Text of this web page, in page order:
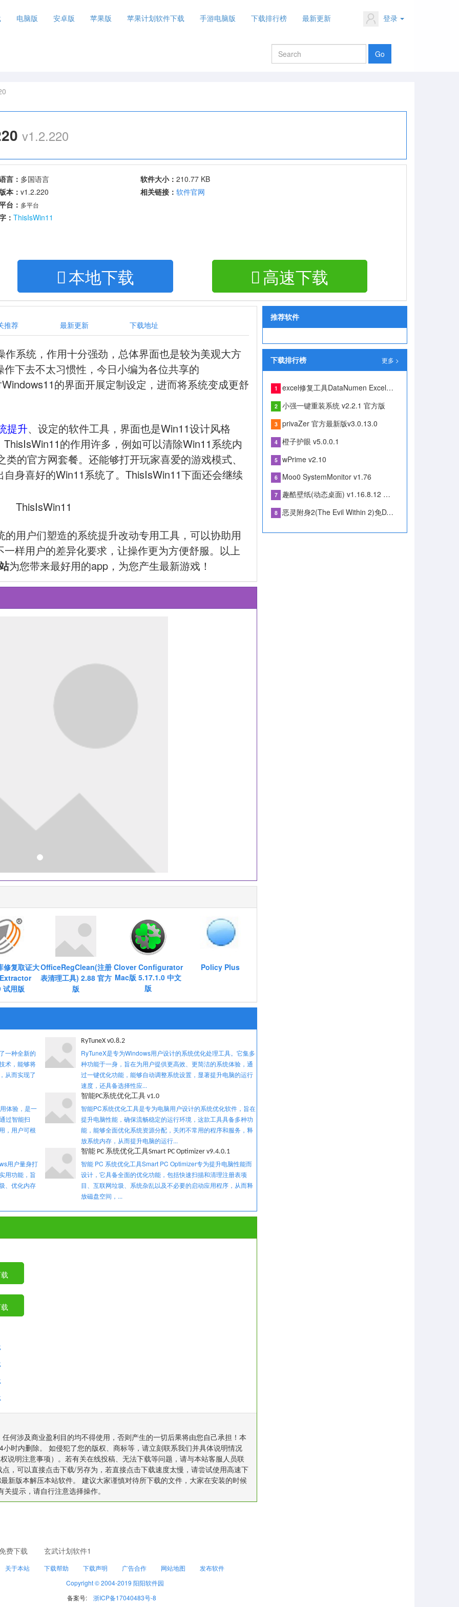
电脑版 安卓版 苹果版 苹果计划软件下载 手游电脑版 下载排行榜 最新更新 登录
v1.2.220
言： 多国语言 软件大小： 210.77 KB
本： v1.2.220 相关链接： 软件官网
台： 多平台
： ThisIsWin11
本地下载 高速下载
推荐 最新更新 下载地址
系统，作用十分强劲，总体界面也是较为美观大方
下去不太习惯性，今日小编为各位共享的
的界面开展定制设定，进而将系统变成更舒
提升、设定的软件工具，界面也是Win11设计风格
的作用许多，例如可以清除Win11系统内
的官方网套餐。还能够打开玩家喜爱的游戏模式、
身喜好的Win11系统了。ThisIsWin11下面还会继续
用户们塑造的系统提升改动专用工具，可以协助用
样用户的差异化要求，让操作更为方便舒服。以上
为您带来最好用的app，为您产生最新游戏！
修复取证大
试用版
OfficeRegClean(注册
表清理工具) 2.88 官方
版
Clover Configurator
Mac版 5.17.1.0 中文
版
Policy Plus
一种全新的
术，能够将
从而实现了
RyTuneX v0.8.2
RyTuneX是专为Windows用户设计的系统优化处理工具。它集多
种功能于一身，旨在为用户提供更高效、更简洁的系统体验，通
过一键优化功能，能够自动调整系统设置，显著提升电脑的运行
速度，还具备选择性应...
体验，是一
过智能扫
，用户可根
智能PC系统优化工具 v1.0
智能PC系统优化工具是专为电脑用户设计的系统优化软件，旨在
提升电脑性能，确保流畅稳定的运行环境，这款工具具备多种功
能，能够全面优化系统资源分配，关闭不常用的程序和服务，释
放系统内存，从而提升电脑的运行...
用户量身打
用功能，旨
、优化内存
智能 PC 系统优化工具Smart PC Optimizer v9.4.0.1
智能 PC 系统优化工具Smart PC Optimizer专为提升电脑性能而
设计，它具备全面的优化功能，包括快速扫描和清理注册表项
目、互联网垃圾、系统杂乱以及不必要的启动应用程序，从而释
放磁盘空间，...
何涉及商业盈利目的均不得使用，否则产生的一切后果将由您自己承担！本
时内删除。 如侵犯了您的版权、商标等，请立刻联系我们并具体说明情况
说明注意事项）。若有关在线投稿、无法下载等问题，请与本站客服人员联
，可以直接点击下载/另存为，若直接点击下载速度太慢，请尝试使用高速下
新版本解压本站软件。 建议大家谨慎对待所下载的文件，大家在安装的时候
提示，请自行注意选择操作。
推荐软件
下载排行榜 更多 >
1 excel修复工具DataNumen Excel Repairv2.2
2 小强一键重装系统 v2.2.1 官方版
3 privaZer 官方最新版v3.0.13.0
4 橙子护眼 v5.0.0.1
5 wPrime v2.10
6 Moo0 SystemMonitor v1.76
7 趣酷壁纸(动态桌面) v1.16.8.12 官方版
8 恶灵附身2(The Evil Within 2)免DVD补丁3DM版
费下载 玄武计划软件1
关于本站 下载帮助 下载声明 广告合作 网站地图
发布软件
Copyright © 2004-2019 阳阳软件园
备案号:
浙ICP备17040483号-8